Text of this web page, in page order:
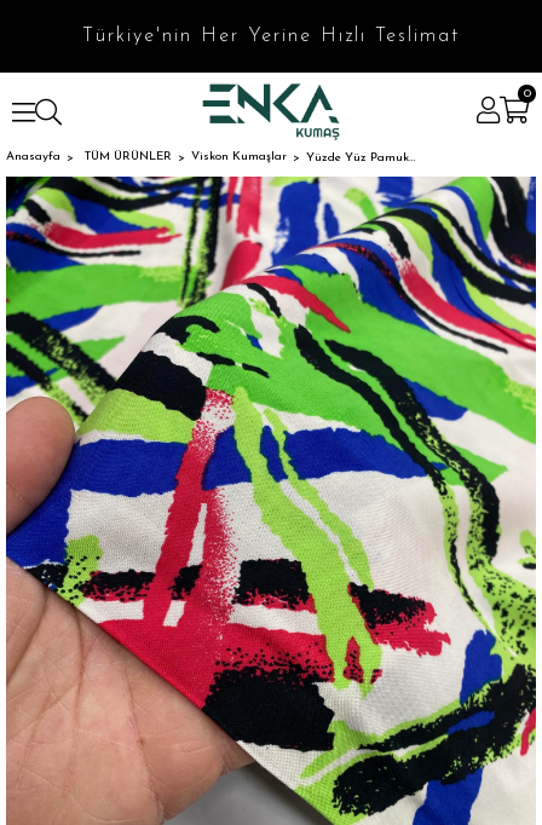
Türkiye'nin Her Yerine Hızlı Teslimat
0
Anasayfa TÜM ÜRÜNLER Viskon Kumaşlar Yüzde Yüz Pamuk Viskon Desen Kumaş